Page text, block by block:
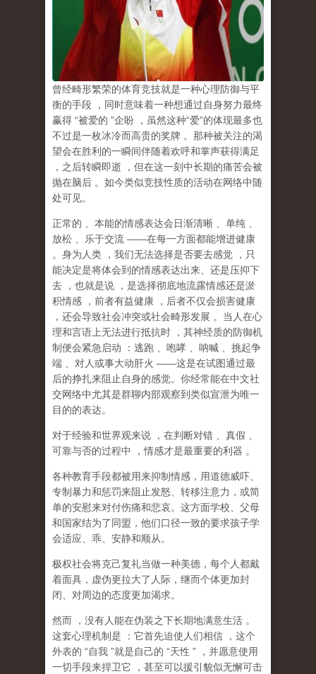
曾经畸形繁荣的体育竞技就是一种心理防御与平
衡的手段
，同时意味着一种想通过自身努力最终
赢得 “被爱的 ”企盼 ，虽然这种“爱”的体现最多也
不过是一枚冰冷而高贵的奖牌 。那种被关注的渴
望会在胜利的一瞬间伴随着欢呼和掌声获得满足
，之后转瞬即逝
，但在这一刻中长期的痛苦会被
抛在脑后 。如今类似竞技性质的活动在网络中随
处可见。
正常的 、本能的情感表达会日渐清晰 、单纯
放松
、乐于交流 ——在每一方面都能增进健康
。身为人类
，我们无法选择是否要去感觉
，只
能决定是将体会到的情感表达出来、还是压抑下
去
，也就是说 ， 是选择彻底地流露情感还是淤
积情感
，前者有益健康
，后者不仅会损害健康
，还会导致社会冲突或社会畸形发展 。当人在心
理和言语上无法进行抵抗时
，其神经质的防御机
制便会紧急启动
：逃跑 、咆哮 、呐喊
、挑起争
端
、对人或事大动肝火 ——这是在试图通过最
后的挣扎来阻止自身的感觉。你经常能在中文社
交网络中尤其是群聊内部观察到类似宣泄为唯一
目的的表达。
对于经验和世界观来说 ，在判断对错 、真假
可靠与否的过程中
，情感才是最重要的利器 。
各种教育手段都被用来抑制情感，用道德威吓、
专制暴力和惩罚来阻止发怒、转移注意力，或简
单的安慰来对付伤痛和悲哀。这方面学校、父母
和国家结为了同盟，他们口径一致的要求孩子学
会适应、乖、安静和顺从。
极权社会将克己复礼当做一种美德，每个人都戴
着面具，虚伪更拉大了人际，继而个体更加封
闭、对周边的态度更加渴求。
然而 ，没有人能在伪装之下长期地满意生活 。
这套心理机制是
：它首先迫使人们相信
，这个
外表的 “自我 ”就是自己的 “天性 ”
，并愿意使用
一切手段来捍卫它
，甚至可以援引貌似无懈可击